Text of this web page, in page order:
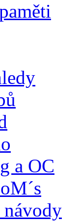
a OC
návody